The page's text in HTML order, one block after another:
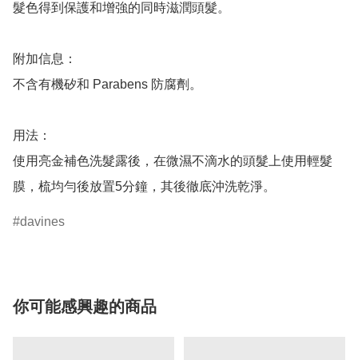
髮色得到保護和增強的同時滋潤頭髮。
附加信息：
不含有機矽和 Parabens 防腐劑。
用法：
使用亮金補色洗髮露後，在微濕不滴水的頭髮上使用輕髮
膜，梳均勻後放置5分鐘，其後徹底沖洗乾淨。
davines
你可能感興趣的商品